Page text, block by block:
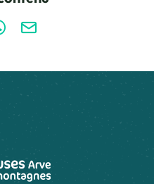
(nouvelle fenêtre)
sur X / Twitter (nouvelle
sur WhatsApp
Partager par mail